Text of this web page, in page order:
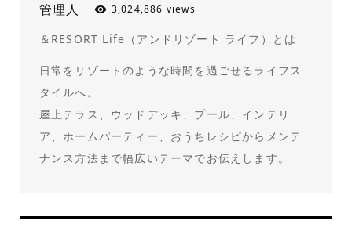
管理人 3,024,886 views
＆RESORT Life（アンドリゾート ライフ）とは
日常をリゾートのような時間を過ごせるライフス
タイルへ。
屋上テラス、ウッドデッキ、プール、インテリ
ア、ホームパーティー、おうちレシピからメンテ
ナンス方法まで幅広いテーマでお伝えします。